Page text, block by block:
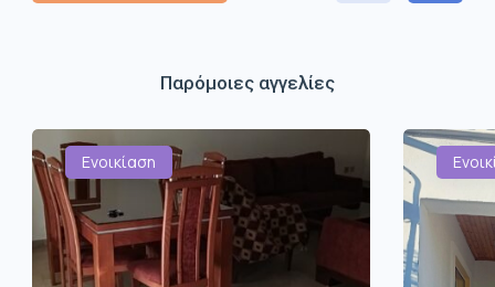
Παρόμοιες αγγελίες
Ενοικίαση